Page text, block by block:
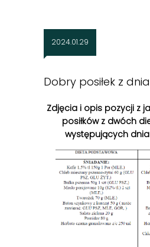
2024.01.29
Dobry posiłek z dnia
Zdjęcia i opis pozycji z
posiłków z dwóch
występujących dnia